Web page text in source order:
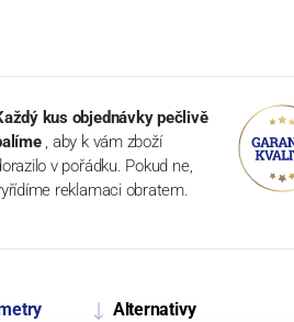
kus objednávky pečlivě
, aby k vám zboží
v pořádku. Pokud ne,
reklamaci obratem.
Alternativy